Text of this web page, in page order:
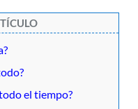
el tiempo?